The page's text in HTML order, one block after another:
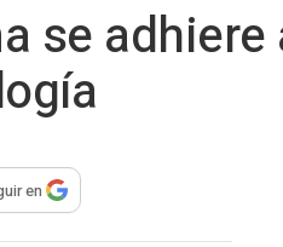
se adhiere
compartir
en